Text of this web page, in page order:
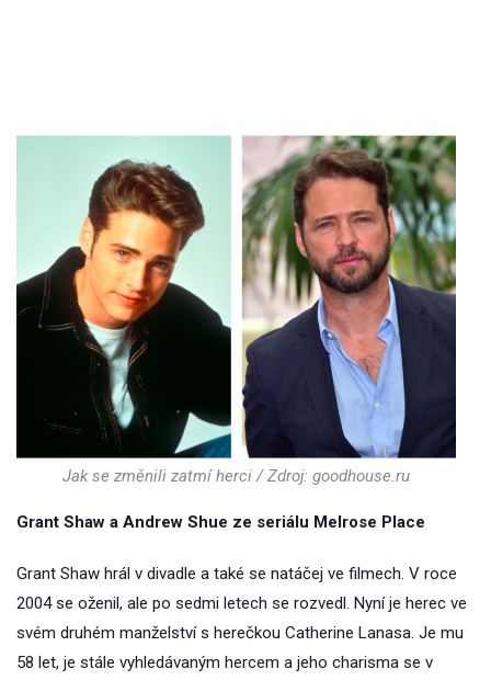
Jak se změnili zatmí herci / Zdroj: goodhouse.ru
Grant Shaw a Andrew Shue ze seriálu Melrose Place
Grant Shaw hrál v divadle a také se natáčej ve filmech. V roce
2004 se oženil, ale po sedmi letech se rozvedl. Nyní je herec ve
svém druhém manželství s herečkou Catherine Lanasa. Je mu
58 let, je stále vyhledávaným hercem a jeho charisma se v